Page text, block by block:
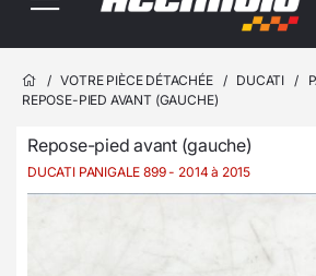
/ VOTRE PIÈCE DÉTACHÉE / DUCATI /
REPOSE-PIED AVANT (GAUCHE)
Repose-pied avant (gauche)
DUCATI PANIGALE 899- 2014 à 2015